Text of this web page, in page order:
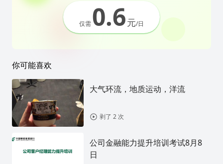
仅需0.6元/日
你可能喜欢
大气环流，地质运动，洋流
剥了 2 次
公司金融能力提升培训考试8月8
日